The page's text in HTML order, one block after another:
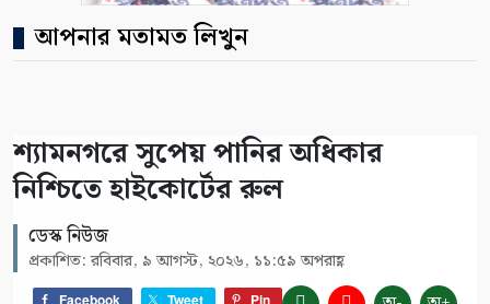
আপনার মতামত লিখুন
শ্যামনগরে সুপেয় পানির অধিকার
নিশ্চিতে হাইকোর্টের রুল
ডেস্ক নিউজ
প্রকাশিত: রবিবার, ৯ আগস্ট, ২০২৬, ১১:৫৯ অপরাহ্ণ
Facebook Tweet Pin